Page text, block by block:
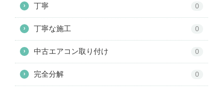
› 丁寧 0
› 丁寧な施工 0
› 中古エアコン取り付け 0
› 完全分解 0